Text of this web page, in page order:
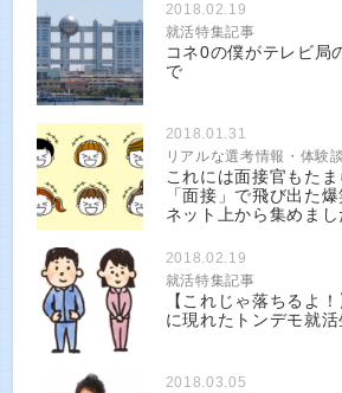
2018.02.19
就活特集記事
コネ0の僕がテレビ局
で
2018.01.31
リアルな選考情報・体験談
これには面接官もた
「面接」で飛び出た
ネット上から集めまし
2018.02.19
就活特集記事
【これじゃ落ちるよ
に現れたトンデモ就活
2018.03.05